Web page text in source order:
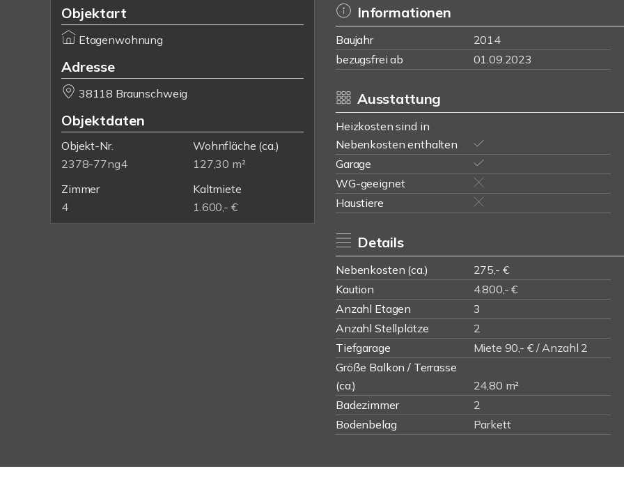
Objektart
Etagenwohnung
Adresse
38118 Braunschweig
Objektdaten
Objekt-Nr.
2378-77ng4
Wohnfläche (ca.)
127,30 m²
Zimmer
4
Kaltmiete
1.600,- €
Informationen
Baujahr 2014
bezugsfrei ab
01.09.2023
Ausstattung
Heizkosten sind in
Nebenkosten enthalten
Garage
WG-geeignet
Haustiere
Details
Nebenkosten (ca.) 275,- €
Kaution
4.800,- €
Anzahl Etagen
3
Anzahl Stellplätze
2
Tiefgarage
Miete 90,- € / Anzahl 2
Größe Balkon / Terrasse
(ca.)
24,80 m²
Badezimmer
2
Bodenbelag
Parkett